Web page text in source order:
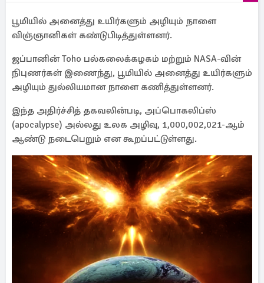
பூமியில் அனைத்து உயிர்களும் அழியும் நாளை
விஞ்ஞானிகள் கண்டுபிடித்துள்ளனர்.
ஜப்பானின் Toho பல்கலைக்கழகம் மற்றும் NASA-வின்
நிபுணர்கள் இணைந்து, பூமியில் அனைத்து உயிர்களும்
அழியும் துல்லியமான நாளை கணித்துள்ளனர்.
இந்த அதிர்ச்சித் தகவலின்படி, அப்பொகலிப்ஸ்
(apocalypse) அல்லது உலக அழிவு, 1,000,002,021-ஆம்
ஆண்டு நடைபெறும் என கூறப்பட்டுள்ளது.